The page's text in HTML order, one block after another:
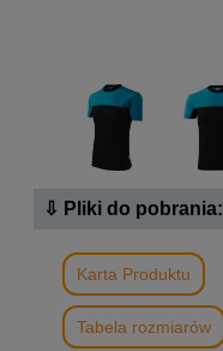
⇩ Pliki do pobrania:
Karta Produktu
Tabela rozmiarów